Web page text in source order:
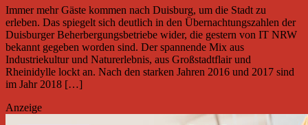
Immer mehr Gäste kommen nach Duisburg, um die Stadt zu
erleben. Das spiegelt sich deutlich in den Übernachtungszahlen der
Duisburger Beherbergungsbetriebe wider, die gestern von IT NRW
bekannt gegeben worden sind. Der spannende Mix aus
Industriekultur und Naturerlebnis, aus Großstadtflair und
Rheinidylle lockt an. Nach den starken Jahren 2016 und 2017 sind
im Jahr 2018 […]
Anzeige